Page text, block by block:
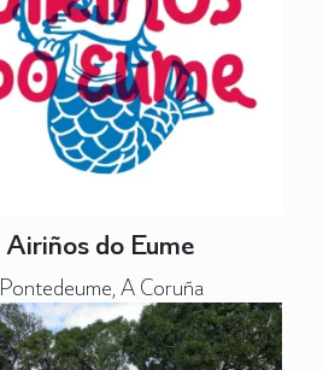
Airiños do Eume
Pontedeume, A Coruña